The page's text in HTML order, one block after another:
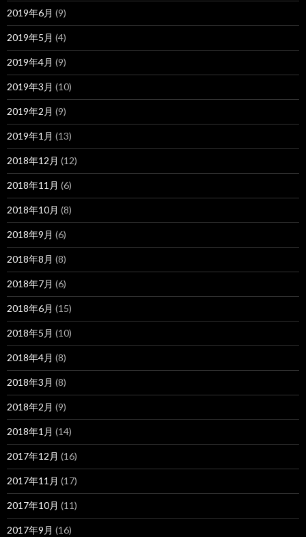
2019年6月 (9)
2019年5月 (4)
2019年4月 (9)
2019年3月 (10)
2019年2月 (9)
2019年1月 (13)
2018年12月 (12)
2018年11月 (6)
2018年10月 (8)
2018年9月 (6)
2018年8月 (8)
2018年7月 (6)
2018年6月 (15)
2018年5月 (10)
2018年4月 (8)
2018年3月 (8)
2018年2月 (9)
2018年1月 (14)
2017年12月 (16)
2017年11月 (17)
2017年10月 (11)
2017年9月 (16)